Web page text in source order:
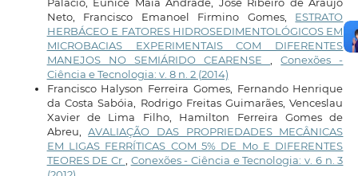
Palácio, Eunice Maia Andrade, José Ribeiro de Araújo
Neto, Francisco Emanoel Firmino Gomes, ESTRATO
HERBÁCEO E FATORES HIDROSEDIMENTOLÓGICOS EM
MICROBACIAS EXPERIMENTAIS COM DIFERENTES
MANEJOS NO SEMIÁRIDO CEARENSE,Conexões -
Ciência e Tecnologia: v. 8 n. 2 (2014)
Francisco Halyson Ferreira Gomes, Fernando Henrique
da Costa Sabóia, Rodrigo Freitas Guimarães, Venceslau
Xavier de Lima Filho, Hamilton Ferreira Gomes de
Abreu,AVALIAÇÃO DAS PROPRIEDADES MECÂNICAS
EM LIGAS FERRÍTICAS COM 5% DE Mo E DIFERENTES
TEORES DE Cr , Conexões - Ciência e Tecnologia: v. 6 n. 3